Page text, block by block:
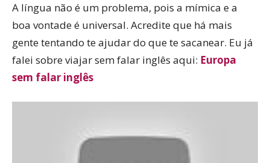
A língua não é um problema, pois a mímica e a
boa vontade é universal. Acredite que há mais
gente tentando te ajudar do que te sacanear. Eu já
falei sobre viajar sem falar inglês aqui: Europa
sem falar inglês